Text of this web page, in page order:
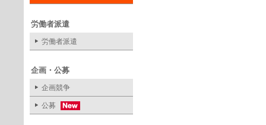
労働者派遣
労働者派遣
企画・公募
企画競争
公募